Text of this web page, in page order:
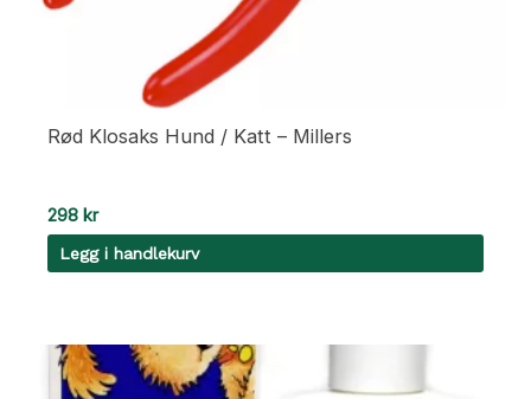
Rød Klosaks Hund / Katt – Millers
298 kr
Legg i handlekurv